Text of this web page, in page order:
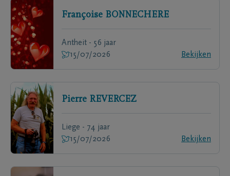
Françoise BONNECHERE
Antheit - 56 jaar
15/07/2026
Bekijken
Pierre REVERCEZ
Liege - 74 jaar
15/07/2026
Bekijken